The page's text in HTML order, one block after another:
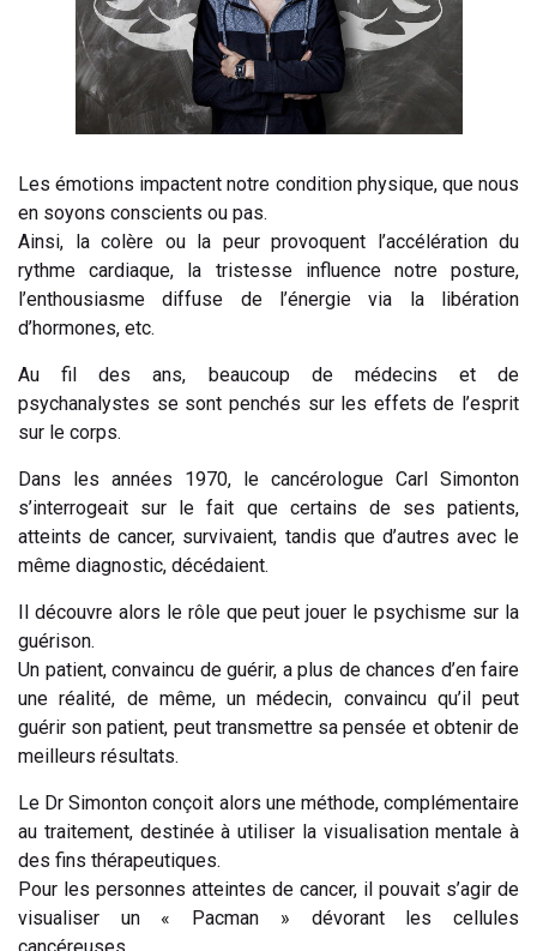
Les émotions impactent notre condition physique, que nous
en soyons conscients ou pas.
Ainsi, la colère ou la peur provoquent l’accélération du
rythme cardiaque, la tristesse influence notre posture,
l’enthousiasme diffuse de l’énergie via la libération
d’hormones, etc.
Au fil des ans, beaucoup de médecins et de
psychanalystes se sont penchés sur les effets de l’esprit
sur le corps.
Dans les années 1970, le cancérologue Carl Simonton
s’interrogeait sur le fait que certains de ses patients,
atteints de cancer, survivaient, tandis que d’autres avec le
même diagnostic, décédaient.
Il découvre alors le rôle que peut jouer le psychisme sur la
guérison.
Un patient, convaincu de guérir, a plus de chances d’en faire
une réalité, de même, un médecin, convaincu qu’il peut
guérir son patient, peut transmettre sa pensée et obtenir de
meilleurs résultats.
Le Dr Simonton conçoit alors une méthode, complémentaire
au traitement, destinée à utiliser la visualisation mentale à
des fins thérapeutiques.
Pour les personnes atteintes de cancer, il pouvait s’agir de
visualiser un « Pacman » dévorant les cellules